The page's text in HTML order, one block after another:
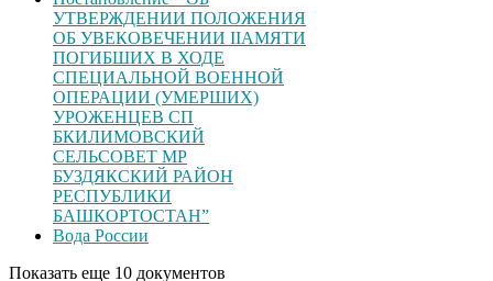
УТВЕРЖДЕНИИ ПОЛОЖЕНИЯ
ОБ УВЕКОВЕЧЕНИИ ІІАМЯТИ
ПОГИБШИХ В ХОДЕ
СПЕЦИАЛЬНОЙ ВОЕННОЙ
ОПЕРАЦИИ (УМЕРШИХ)
УРОЖЕНЦЕВ CП
БКИЛИМОВСКИЙ
СЕЛЬСОВЕТ МР
БУЗДЯКСКИЙ РАЙОН
РЕСПУБЛИКИ
БАШКОРТОСТАН”
Вода России
Показать еще 10 документов